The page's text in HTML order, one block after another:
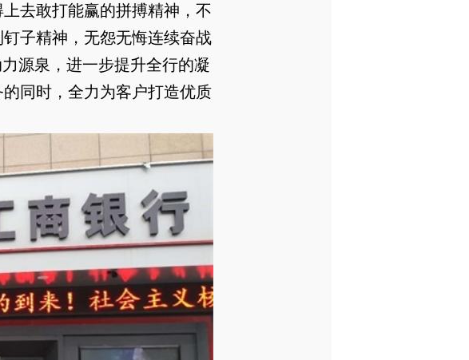
去敢打能赢的拼搏精神，不
子精神，无怨无悔连续奋战
源泉，进一步提升全行的凝
同时，全力为客户打造优质